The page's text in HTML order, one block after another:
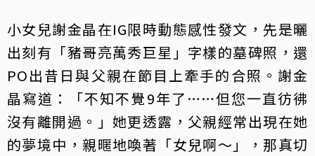
小女兒謝金晶在IG限時動態感性發文，先是曬
出刻有「豬哥亮萬秀巨星」字樣的墓碑照，還
PO出昔日與父親在節目上牽手的合照。謝金
晶寫道：「不知不覺9年了……但您一直彷彿
沒有離開過。」她更透露，父親經常出現在她
的夢境中，親暱地喚著「女兒啊～」，那真切